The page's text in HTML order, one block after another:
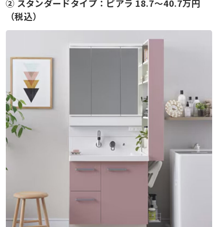
② スタンダードタイプ：ピアラ 18.7〜40.7万円
（税込）